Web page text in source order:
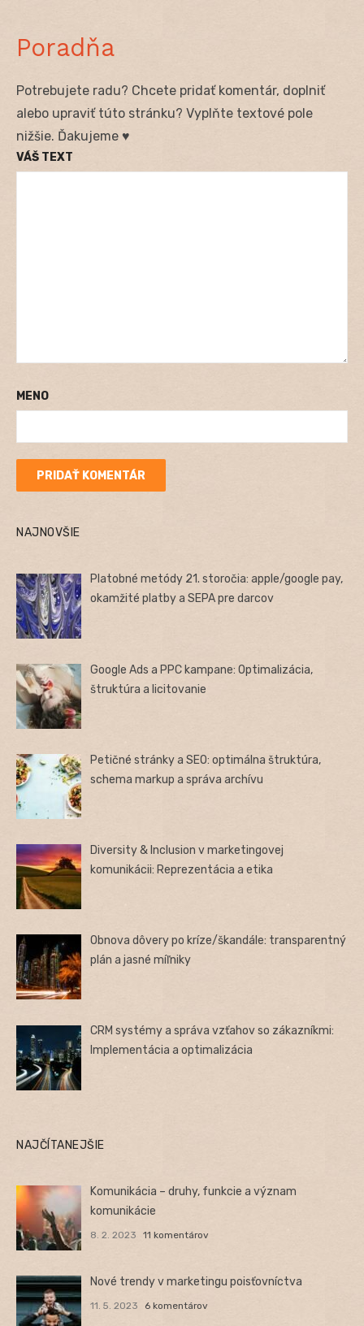
Poradňa
Potrebujete radu? Chcete pridať komentár, doplniť
alebo upraviť túto stránku? Vyplňte textové pole
nižšie. Ďakujeme ♥
VÁŠ TEXT
MENO
NAJNOVŠIE
Platobné metódy 21. storočia: apple/google pay,
okamžité platby a SEPA pre darcov
Google Ads a PPC kampane: Optimalizácia,
štruktúra a licitovanie
Petičné stránky a SEO: optimálna štruktúra,
schema markup a správa archívu
Diversity & Inclusion v marketingovej
komunikácii: Reprezentácia a etika
Obnova dôvery po kríze/škandále: transparentný
plán a jasné míľniky
CRM systémy a správa vzťahov so zákazníkmi:
Implementácia a optimalizácia
NAJČÍTANEJŠIE
Komunikácia – druhy, funkcie a význam
komunikácie
8. 2. 2023 11 komentárov
Nové trendy v marketingu poisťovníctva
11. 5. 2023 6 komentárov